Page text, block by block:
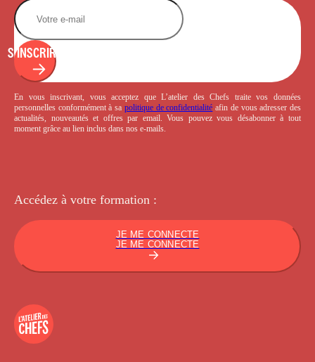
S'INSCRIRE
En vous inscrivant, vous acceptez que L’atelier des Chefs traite vos données
personnelles conformément à sa politique de confidentialité afin de vous adresser des
actualités, nouveautés et offres par email. Vous pouvez vous désabonner à tout
moment grâce au lien inclus dans nos e-mails.
Accédez à votre formation :
JE ME CONNECTE
JE ME CONNECTE